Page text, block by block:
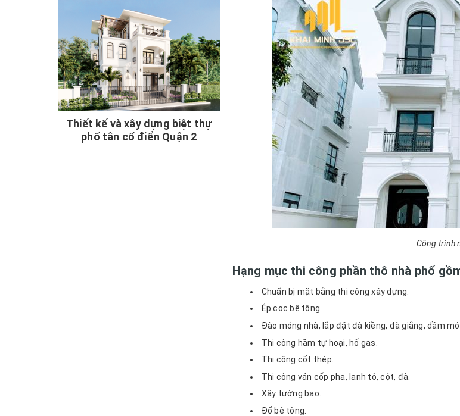
Công trình
Hạng mục thi công phần thô nhà phố
Chuẩn bị mặt bằng thi công xây dựng.
Ép cọc bê tông.
Đào móng nhà, lắp đặt đà kiềng, đà giằng, dầm
Thi công hầm tự hoại, hố gas.
Thi công cốt thép.
Thi công ván cốp pha, lanh tô, cột, đà.
Xây tường bao.
Đổ bê tông.
Thiết kế và xây dựng biệt thự
phố tân cổ điển Quận 2